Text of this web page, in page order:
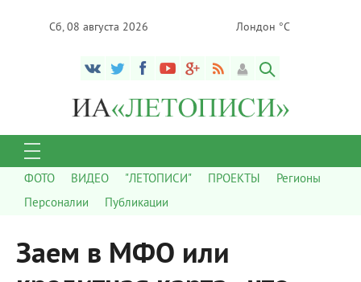
Сб, 08 августа 2026 Лондон °C
ФОТО ВИДЕО "ЛЕТОПИСИ" ПРОЕКТЫ
Регионы
Персоналии
Публикации
Заем в МФО или